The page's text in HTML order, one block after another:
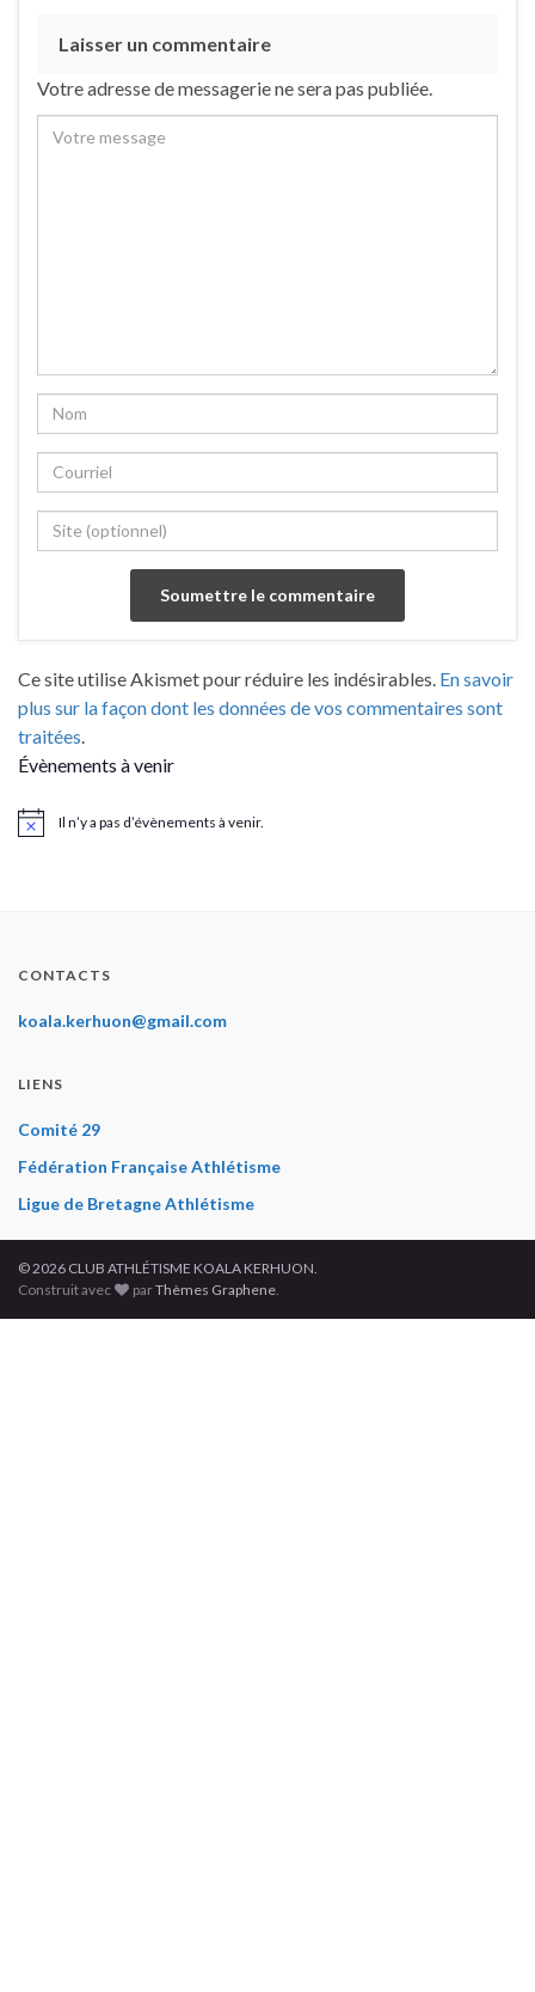
Laisser un commentaire
Votre adresse de messagerie ne sera pas publiée.
Ce site utilise Akismet pour réduire les indésirables. En savoir
plus sur la façon dont les données de vos commentaires sont
traitées.
Évènements à venir
NoticeIl n’y a pas d’évènements à venir.
CONTACTS
koala.kerhuon@gmail.com
LIENS
Comité 29
Fédération Française Athlétisme
Ligue de Bretagne Athlétisme
© 2026 CLUB ATHLÉTISME KOALA KERHUON.
Construit avec
parThèmes Graphene